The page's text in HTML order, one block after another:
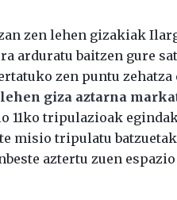
zen lehen gizakiak
arduratu baitzen gure
zen puntu zehatza
giza aztarna
11ko tripulazioak
misio tripulatu
aztertu zuen